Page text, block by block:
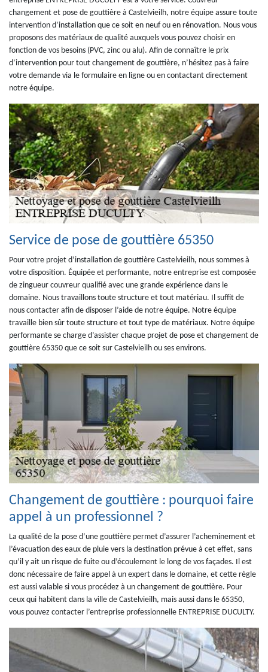
changement et pose de gouttière à Castelvieilh, notre équipe assure toute
intervention d’installation que ce soit en neuf ou en rénovation. Nous vous
proposons des matériaux de qualité auxquels vous pouvez choisir en
fonction de vos besoins (PVC, zinc ou alu). Afin de connaître le prix
d’intervention pour tout changement de gouttière, n’hésitez pas à faire
votre demande via le formulaire en ligne ou en contactant directement
notre équipe.
Service de pose de gouttière 65350
Pour votre projet d’installation de gouttière Castelvieilh, nous sommes à
votre disposition. Équipée et performante, notre entreprise est composée
de zingueur couvreur qualifié avec une grande expérience dans le
domaine. Nous travaillons toute structure et tout matériau. Il suffit de
nous contacter afin de disposer l’aide de notre équipe. Notre équipe
travaille bien sûr toute structure et tout type de matériaux. Notre équipe
performante se charge d’assister chaque projet de pose et changement de
gouttière 65350 que ce soit sur Castelvieilh ou ses environs.
Changement de gouttière : pourquoi faire
appel à un professionnel ?
La qualité de la pose d‘une gouttière permet d’assurer l’acheminement et
l’évacuation des eaux de pluie vers la destination prévue à cet effet, sans
qu’il y ait un risque de fuite ou d’écoulement le long de vos façades. Il est
donc nécessaire de faire appel à un expert dans le domaine, et cette règle
est aussi valable si vous procédez à un changement de gouttière. Pour
ceux qui habitent dans la ville de Castelvieilh, mais aussi dans le 65350,
vous pouvez contacter l’entreprise professionnelle ENTREPRISE DUCULTY.